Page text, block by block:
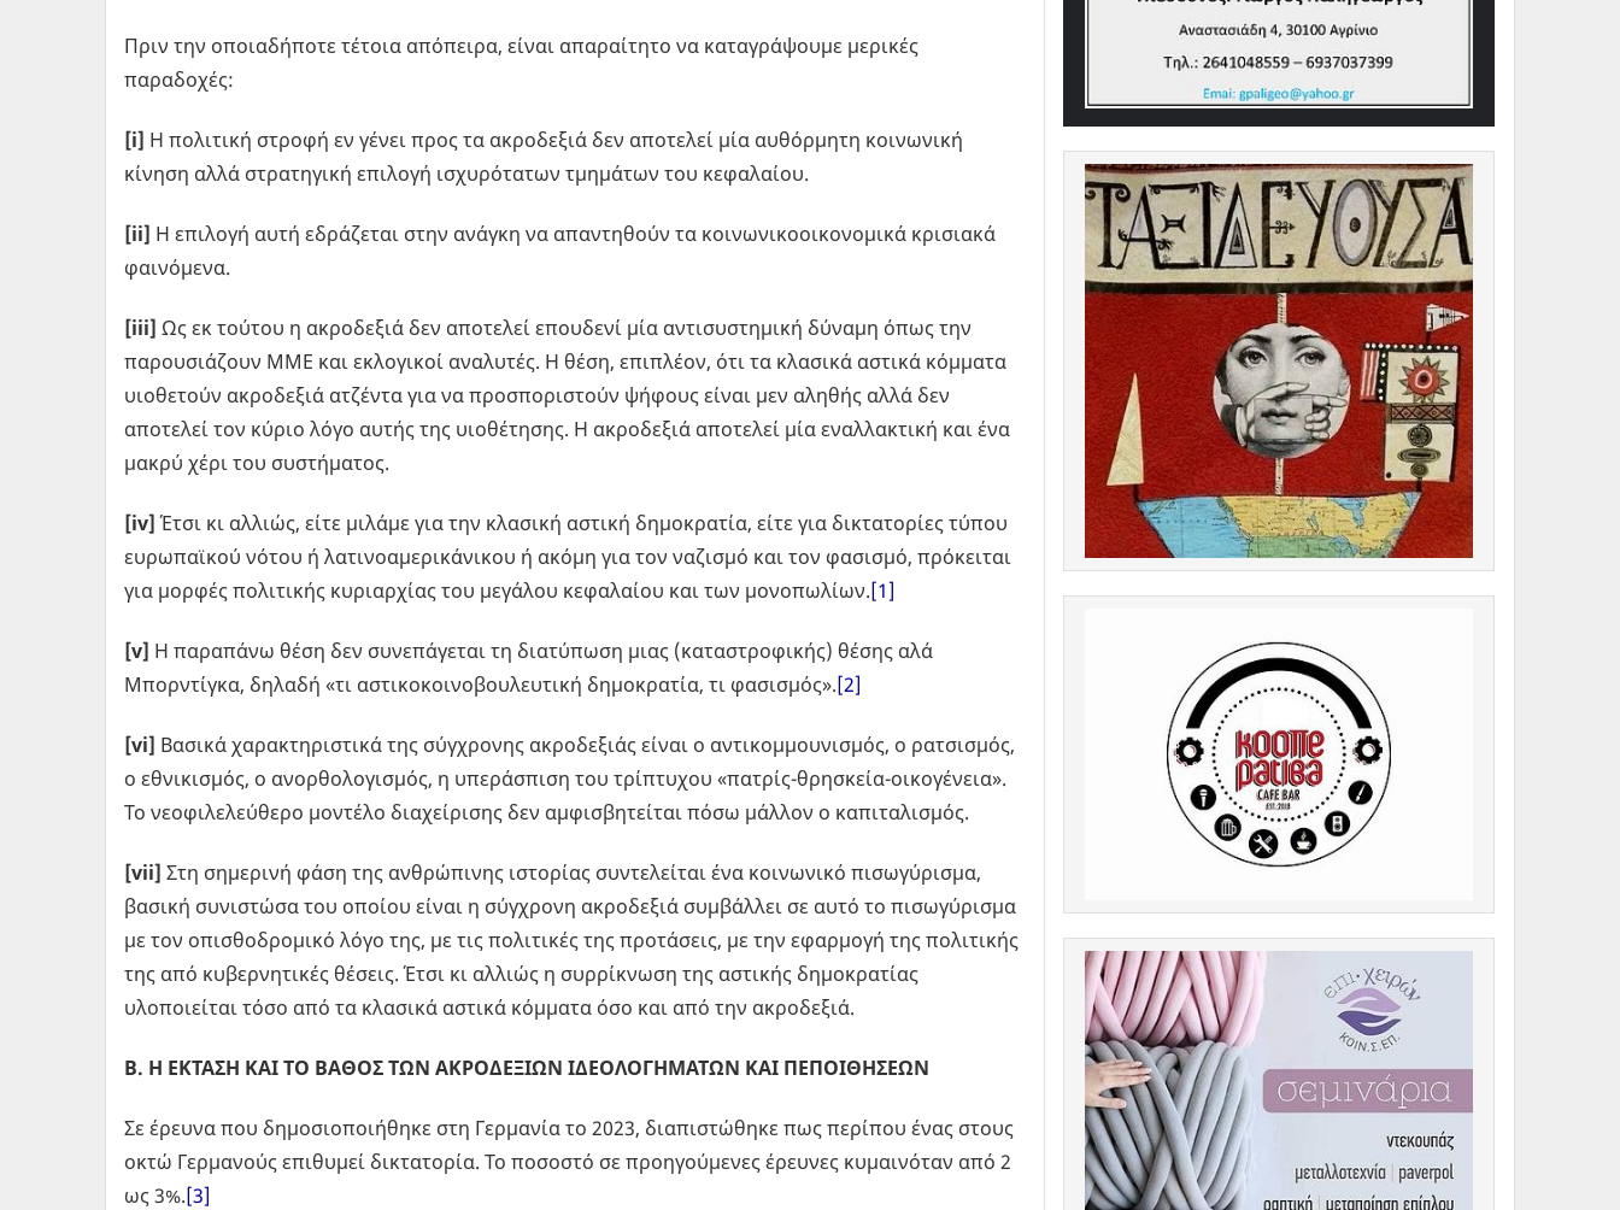
Πριν την οποιαδήποτε τέτοια απόπειρα, είναι απαραίτητο να καταγράψουμε μερικές
παραδοχές:
[i] Η πολιτική στροφή εν γένει προς τα ακροδεξιά δεν αποτελεί μία αυθόρμητη κοινωνική
κίνηση αλλά στρατηγική επιλογή ισχυρότατων τμημάτων του κεφαλαίου.
[ii] Η επιλογή αυτή εδράζεται στην ανάγκη να απαντηθούν τα κοινωνικοοικονομικά κρισιακά
φαινόμενα.
[iii] Ως εκ τούτου η ακροδεξιά δεν αποτελεί επουδενί μία αντισυστημική δύναμη όπως την
παρουσιάζουν ΜΜΕ και εκλογικοί αναλυτές. Η θέση, επιπλέον, ότι τα κλασικά αστικά κόμματα
υιοθετούν ακροδεξιά ατζέντα για να προσποριστούν ψήφους είναι μεν αληθής αλλά δεν
αποτελεί τον κύριο λόγο αυτής της υιοθέτησης. Η ακροδεξιά αποτελεί μία εναλλακτική και ένα
μακρύ χέρι του συστήματος.
[iv]Έτσι κι αλλιώς, είτε μιλάμε για την κλασική αστική δημοκρατία, είτε για δικτατορίες τύπου
ευρωπαϊκού νότου ή λατινοαμερικάνικου ή ακόμη για τον ναζισμό και τον φασισμό, πρόκειται
για μορφές πολιτικής κυριαρχίας του μεγάλου κεφαλαίου και των μονοπωλίων.[1]
[v] Η παραπάνω θέση δεν συνεπάγεται τη διατύπωση μιας (καταστροφικής) θέσης αλά
Μπορντίγκα, δηλαδή «τι αστικοκοινοβουλευτική δημοκρατία, τι φασισμός».[2]
[vi] Βασικά χαρακτηριστικά της σύγχρονης ακροδεξιάς είναι ο αντικομμουνισμός, ο ρατσισμός,
ο εθνικισμός, ο ανορθολογισμός, η υπεράσπιση του τρίπτυχου «πατρίς-θρησκεία-οικογένεια».
Το νεοφιλελεύθερο μοντέλο διαχείρισης δεν αμφισβητείται πόσω μάλλον ο καπιταλισμός.
[vii] Στη σημερινή φάση της ανθρώπινης ιστορίας συντελείται ένα κοινωνικό πισωγύρισμα,
βασική συνιστώσα του οποίου είναι η σύγχρονη ακροδεξιά συμβάλλει σε αυτό το πισωγύρισμα
με τον οπισθοδρομικό λόγο της, με τις πολιτικές της προτάσεις, με την εφαρμογή της πολιτικής
της από κυβερνητικές θέσεις. Έτσι κι αλλιώς η συρρίκνωση της αστικής δημοκρατίας
υλοποιείται τόσο από τα κλασικά αστικά κόμματα όσο και από την ακροδεξιά.
Β. Η ΕΚΤΑΣΗ ΚΑΙ ΤΟ ΒΑΘΟΣ ΤΩΝ ΑΚΡΟΔΕΞΙΩΝ ΙΔΕΟΛΟΓΗΜΑΤΩΝ ΚΑΙ ΠΕΠΟΙΘΗΣΕΩΝ
Σε έρευνα που δημοσιοποιήθηκε στη Γερμανία το 2023, διαπιστώθηκε πως περίπου ένας στους
οκτώ Γερμανούς επιθυμεί δικτατορία. Το ποσοστό σε προηγούμενες έρευνες κυμαινόταν από 2
ως 3%.[3]